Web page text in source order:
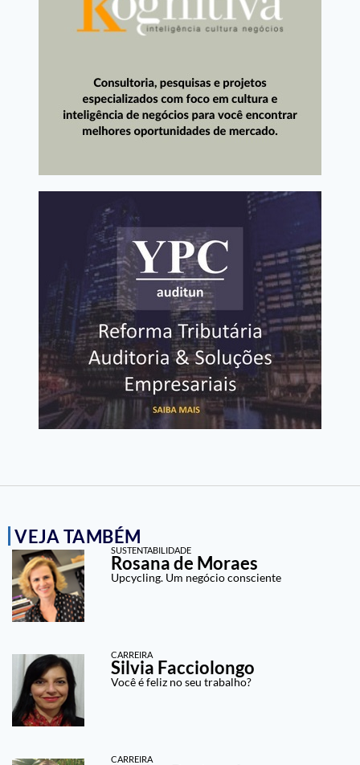
VEJA TAMBÉM
SUSTENTABILIDADE
Rosana de Moraes
Upcycling. Um negócio consciente
CARREIRA
Silvia Facciolongo
Você é feliz no seu trabalho?
CARREIRA